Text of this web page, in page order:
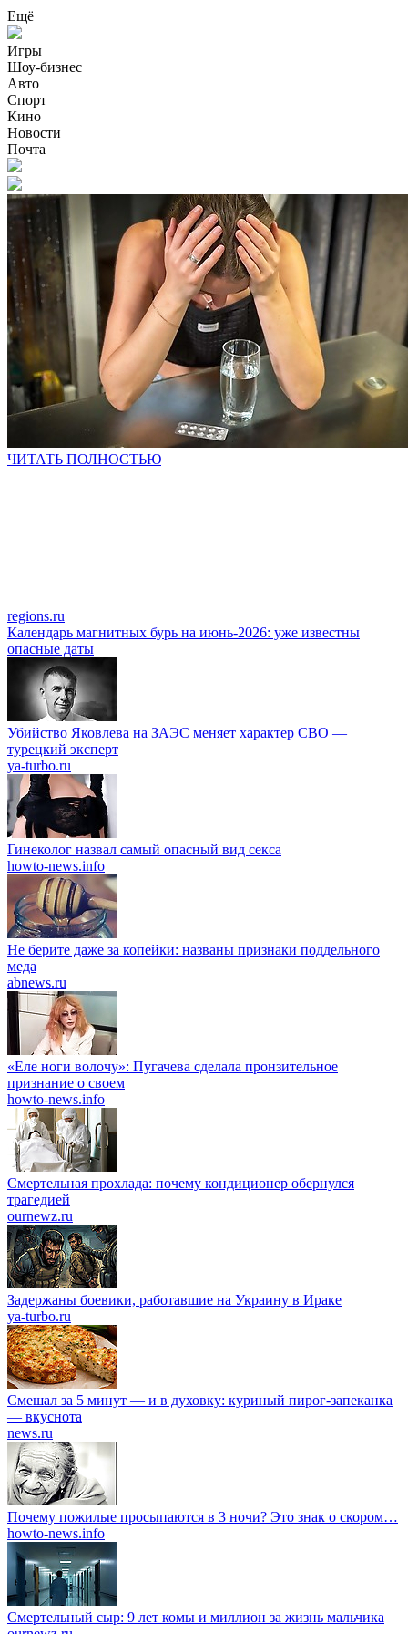
Ещё
Игры
Шоу-бизнес
Авто
Спорт
Кино
Новости
Почта
ЧИТАТЬ ПОЛНОСТЬЮ
regions.ru
Календарь магнитных бурь на июнь-2026: уже известны
опасные даты
Убийство Яковлева на ЗАЭС меняет характер СВО —
турецкий эксперт
ya-turbo.ru
Гинеколог назвал самый опасный вид секса
howto-news.info
Не берите даже за копейки: названы признаки поддельного
меда
abnews.ru
«Еле ноги волочу»: Пугачева сделала пронзительное
признание о своем
howto-news.info
Смертельная прохлада: почему кондиционер обернулся
трагедией
ournewz.ru
Задержаны боевики, работавшие на Украину в Ираке
ya-turbo.ru
Смешал за 5 минут — и в духовку: куриный пирог-запеканка
— вкуснота
news.ru
Почему пожилые просыпаются в 3 ночи? Это знак о скором…
howto-news.info
Смертельный сыр: 9 лет комы и миллион за жизнь мальчика